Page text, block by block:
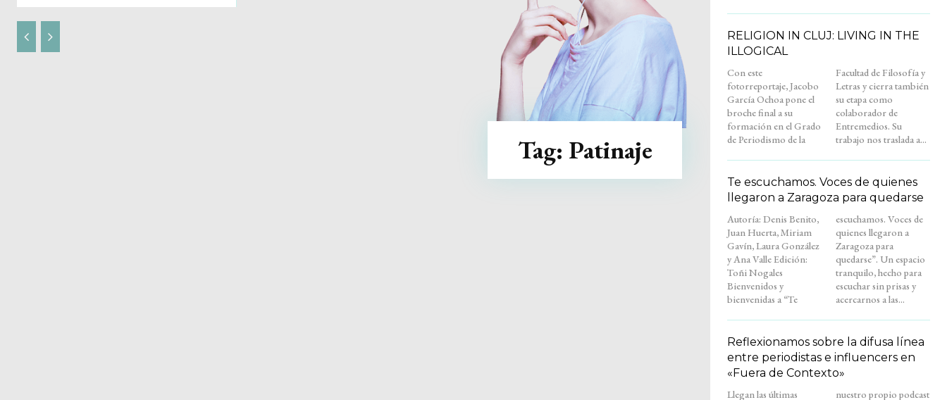
Tag: Patinaje
RELIGION IN CLUJ: LIVING IN THE
ILLOGICAL
Con este
fotorreportaje, Jacobo
García Ochoa pone el
broche final a su
formación en el Grado
de Periodismo de la
Facultad de Filosofía y
Letras y cierra también
su etapa como
colaborador de
Entremedios. Su
trabajo nos traslada a...
Te escuchamos. Voces de quienes
llegaron a Zaragoza para quedarse
Autoría: Denis Benito,
Juan Huerta, Miriam
Gavín, Laura González
y Ana Valle Edición:
Toñi Nogales
Bienvenidos y
bienvenidas a “Te
escuchamos. Voces de
quienes llegaron a
Zaragoza para
quedarse”. Un espacio
tranquilo, hecho para
escuchar sin prisas y
acercarnos a las...
Reflexionamos sobre la difusa línea
entre periodistas e influencers en
«Fuera de Contexto»
Llegan las últimas
nuestro propio podcast